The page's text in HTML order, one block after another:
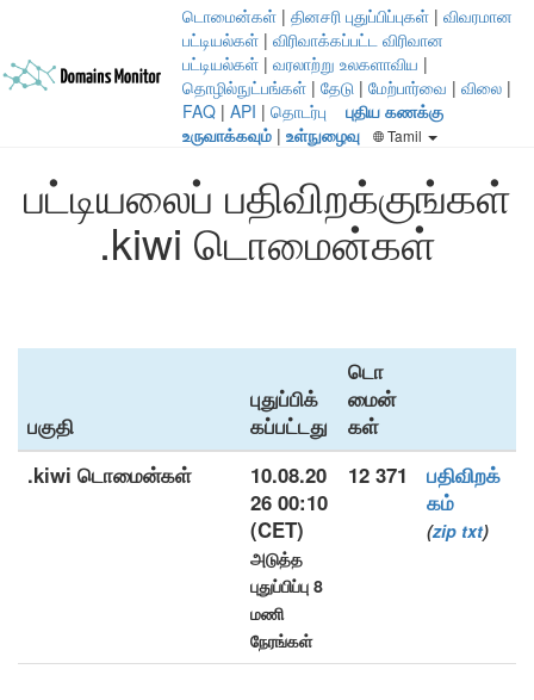
டொமைன்கள் | தினசரி புதுப்பிப்புகள் | விவரமான
பட்டியல்கள் | விரிவாக்கப்பட்ட விரிவான
பட்டியல்கள் | வரலாற்று உலகளாவிய |
தொழில்நுட்பங்கள் | தேடு | மேற்பார்வை | விலை |
FAQ | API | தொடர்பு
புதிய கணக்கு
உருவாக்கவும் | உள்நுழைவு Tamil
பட்டியலைப் பதிவிறக்குங்கள்
.kiwi டொமைன்கள்
பகுதி
புதுப்பிக்
கப்பட்டது
டொ
மைன்
கள்
.kiwi டொமைன்கள்
10.08.20
26 00:10
(CET)
அடுத்த
புதுப்பிப்பு 8
மணி
நேரங்கள்
12 371
பதிவிறக்
கம்
(zip txt)